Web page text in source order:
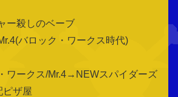
ー殺しのベーブ
バロック・ワークス時代)
ワークス/Mr.4→NEWスパイダーズ
ピザ屋